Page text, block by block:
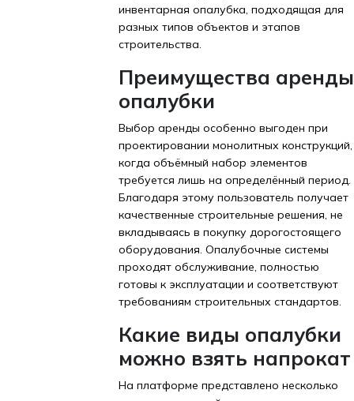
инвентарная опалубка, подходящая для
разных типов объектов и этапов
строительства.
Преимущества аренды
опалубки
Выбор аренды особенно выгоден при
проектировании монолитных конструкций,
когда объёмный набор элементов
требуется лишь на определённый период.
Благодаря этому пользователь получает
качественные строительные решения, не
вкладываясь в покупку дорогостоящего
оборудования. Опалубочные системы
проходят обслуживание, полностью
готовы к эксплуатации и соответствуют
требованиям строительных стандартов.
Какие виды опалубки
можно взять напрокат
На платформе представлено несколько